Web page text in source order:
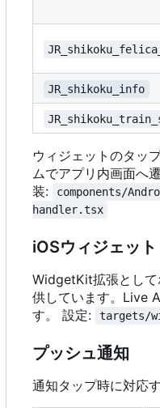
JR_shikoku_info
ウィジェットのタッ
ムでアプリ内画面へ
装:
components/
handler.tsx
iOSウィジェッ
WidgetKit拡張として
供しています。Live
す。 設定:
targets/
プッシュ通知
通知タップ時に対応